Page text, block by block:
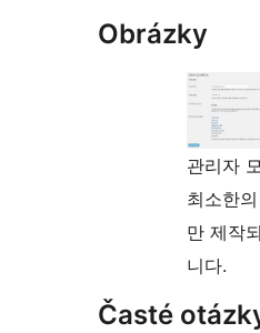
Obrázky
관리자
최소한
만 제작
니다.
Časté